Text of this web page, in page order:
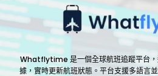
Whatflytime 是一個全球航班追蹤平台
據，實時更新航班狀態。平台支援多語言